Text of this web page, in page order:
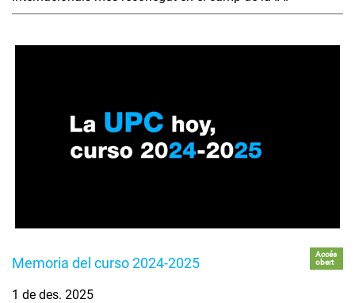
Memoria del curso 2024-2025
Accés
obert
1 de des. 2025